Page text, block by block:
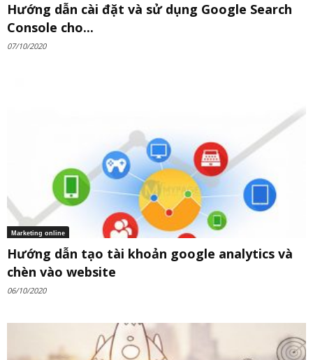
Hướng dẫn cài đặt và sử dụng Google Search
Console cho...
07/10/2020
Marketing online
Hướng dẫn tạo tài khoản google analytics và
chèn vào website
06/10/2020